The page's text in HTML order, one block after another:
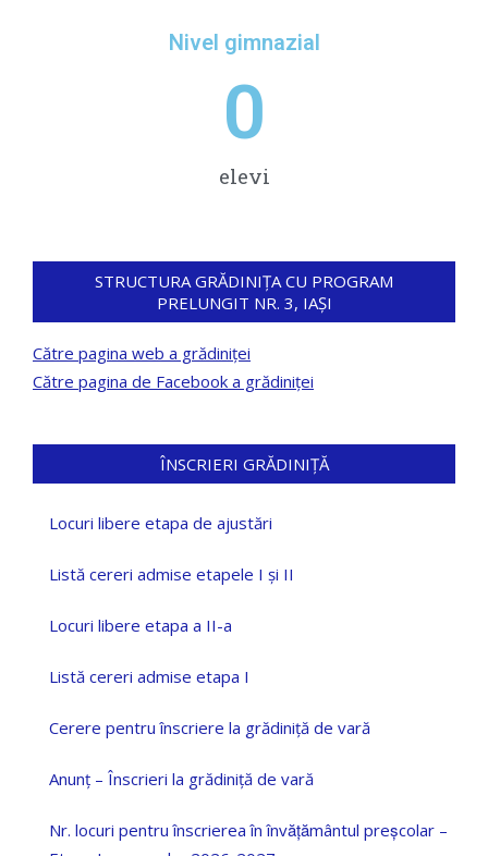
Nivel gimnazial
0
elevi
STRUCTURA GRĂDINIȚA CU PROGRAM
PRELUNGIT NR. 3, IAȘI
Către pagina web a grădiniței
Către pagina de Facebook a grădiniței
ÎNSCRIERI GRĂDINIȚĂ
Locuri libere etapa de ajustări
Listă cereri admise etapele I și II
Locuri libere etapa a II-a
Listă cereri admise etapa I
Cerere pentru înscriere la grădiniță de vară
Anunț – Înscrieri la grădiniță de vară
Nr. locuri pentru înscrierea în învățământul preșcolar –